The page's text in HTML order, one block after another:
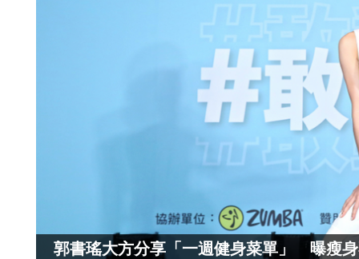
郭書瑤大方分享「一週健身菜單」 曝瘦